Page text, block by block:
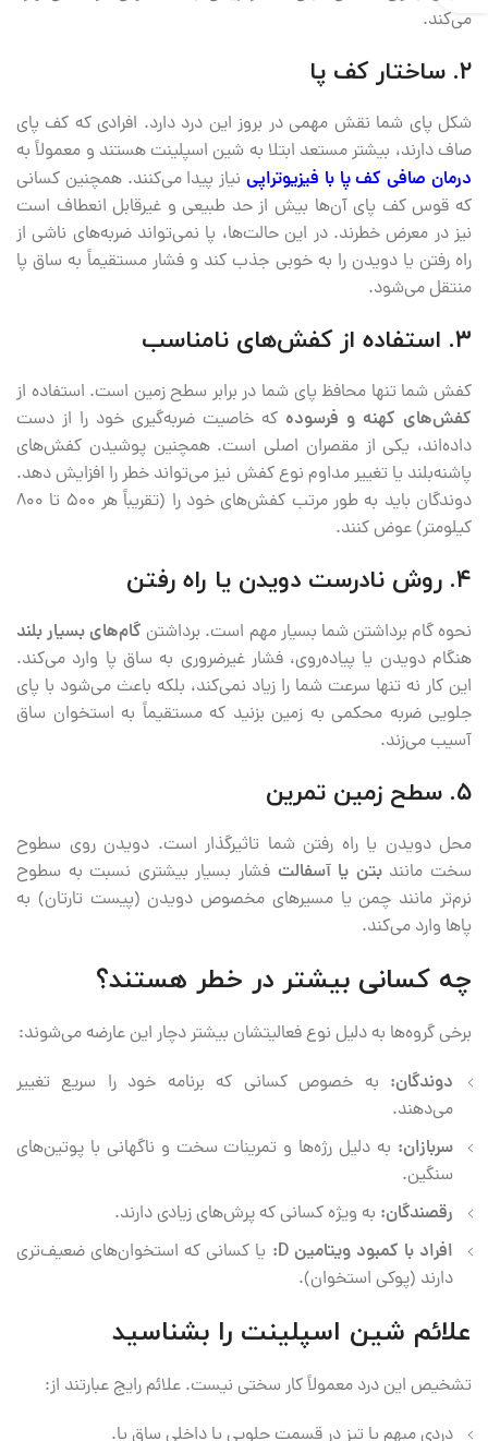
می‌کند.
۲. ساختار کف پا
شکل پای شما نقش مهمی در بروز این درد دارد. افرادی که کف پای
صاف دارند، بیشتر مستعد ابتلا به شین اسپلینت هستند و معمولاً به
درمان صافی کف پا با فیزیوتراپی نیاز پیدا می‌کنند. همچنین کسانی
که قوس کف پای آن‌ها بیش از حد طبیعی و غیرقابل انعطاف است
نیز در معرض خطرند. در این حالت‌ها، پا نمی‌تواند ضربه‌های ناشی از
راه رفتن یا دویدن را به خوبی جذب کند و فشار مستقیماً به ساق پا
منتقل می‌شود.
۳. استفاده از کفش‌های نامناسب
کفش شما تنها محافظ پای شما در برابر سطح زمین است. استفاده از
کفش‌های کهنه و فرسوده که خاصیت ضربه‌گیری خود را از دست
داده‌اند، یکی از مقصران اصلی است. همچنین پوشیدن کفش‌های
پاشنه‌بلند یا تغییر مداوم نوع کفش نیز می‌تواند خطر را افزایش دهد.
دوندگان باید به طور مرتب کفش‌های خود را (تقریباً هر ۵۰۰ تا ۸۰۰
کیلومتر) عوض کنند.
۴. روش نادرست دویدن یا راه رفتن
نحوه گام برداشتن شما بسیار مهم است. برداشتن گام‌های بسیار بلند
هنگام دویدن یا پیاده‌روی، فشار غیرضروری به ساق پا وارد می‌کند.
این کار نه تنها سرعت شما را زیاد نمی‌کند، بلکه باعث می‌شود با پای
جلویی ضربه محکمی به زمین بزنید که مستقیماً به استخوان ساق
آسیب می‌زند.
۵. سطح زمین تمرین
محل دویدن یا راه رفتن شما تاثیرگذار است. دویدن روی سطوح
سخت مانندبتن یا آسفالت فشار بسیار بیشتری نسبت به سطوح
نرم‌تر مانند چمن یا مسیرهای مخصوص دویدن (پیست تارتان) به
پاها وارد می‌کند.
چه کسانی بیشتر در خطر هستند؟
برخی گروه‌ها به دلیل نوع فعالیتشان بیشتر دچار این عارضه می‌شوند:
دوندگان: به خصوص کسانی که برنامه خود را سریع تغییر
می‌دهند.
سربازان: به دلیل رژه‌ها و تمرینات سخت و ناگهانی با پوتین‌های
سنگین.
رقصندگان: به ویژه کسانی که پرش‌های زیادی دارند.
افراد با کمبود ویتامین D:
یا کسانی که استخوان‌های ضعیف‌تری
دارند (پوکی استخوان).
علائم شین اسپلینت را بشناسید
تشخیص این درد معمولاً کار سختی نیست. علائم رایج عبارتند از:
دردی مبهم یا تیز در قسمت جلویی یا داخلی ساق پا.